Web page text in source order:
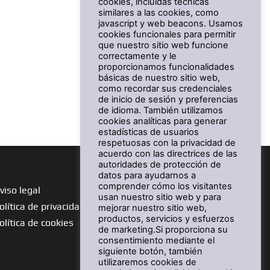
legal
de privacidad
de cookies
similares a las cookies, como
javascript y web beacons. Usamos
cookies funcionales para permitir
que nuestro sitio web funcione
correctamente y le
proporcionamos funcionalidades
básicas de nuestro sitio web,
como recordar sus credenciales
de inicio de sesión y preferencias
de idioma. También utilizamos
cookies analíticas para generar
estadísticas de usuarios
respetuosas con la privacidad de
acuerdo con las directrices de las
autoridades de protección de
datos para ayudarnos a
comprender cómo los visitantes
usan nuestro sitio web y para
mejorar nuestro sitio web,
productos, servicios y esfuerzos
de marketing.Si proporciona su
consentimiento mediante el
siguiente botón, también
utilizaremos cookies de